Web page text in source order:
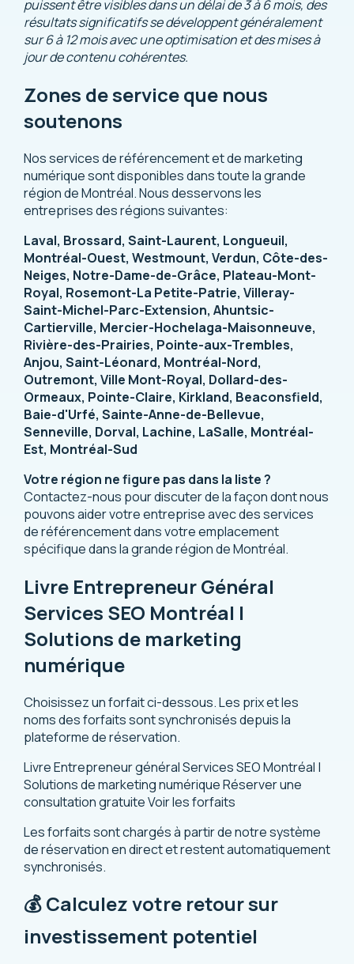
puissent être visibles dans un délai de 3 à 6 mois, des
résultats significatifs se développent généralement
sur 6 à 12 mois avec une optimisation et des mises à
jour de contenu cohérentes.
Zones de service que nous
soutenons
Nos services de référencement et de marketing
numérique sont disponibles dans toute la grande
région de Montréal. Nous desservons les
entreprises des régions suivantes:
Laval, Brossard, Saint-Laurent, Longueuil,
Montréal-Ouest, Westmount, Verdun, Côte-des-
Neiges, Notre-Dame-de-Grâce, Plateau-Mont-
Royal, Rosemont-La Petite-Patrie, Villeray-
Saint-Michel-Parc-Extension, Ahuntsic-
Cartierville, Mercier-Hochelaga-Maisonneuve,
Rivière-des-Prairies, Pointe-aux-Trembles,
Anjou, Saint-Léonard, Montréal-Nord,
Outremont, Ville Mont-Royal, Dollard-des-
Ormeaux, Pointe-Claire, Kirkland, Beaconsfield,
Baie-d'Urfé, Sainte-Anne-de-Bellevue,
Senneville, Dorval, Lachine, LaSalle, Montréal-
Est, Montréal-Sud
Votre région ne figure pas dans la liste ?
Contactez-nous pour discuter de la façon dont nous
pouvons aider votre entreprise avec des services
de référencement dans votre emplacement
spécifique dans la grande région de Montréal.
Livre Entrepreneur Général
Services SEO Montréal |
Solutions de marketing
numérique
Choisissez un forfait ci-dessous. Les prix et les
noms des forfaits sont synchronisés depuis la
plateforme de réservation.
Livre Entrepreneur général Services SEO Montréal |
Solutions de marketing numériqueRéserver une
consultation gratuiteVoir les forfaits
Les forfaits sont chargés à partir de notre système
de réservation en direct et restent automatiquement
synchronisés.
💰 Calculez votre retour sur
investissement potentiel